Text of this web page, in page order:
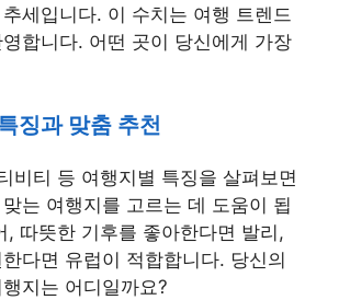
세입니다. 이 수치는 여행 트렌드
합니다. 어떤 곳이 당신에게 가장
징과 맞춤 추천
비티 등 여행지별 특징을 살펴보면
는 여행지를 고르는 데 도움이 됩
, 따뜻한 기후를 좋아한다면 발리,
다면 유럽이 적합합니다. 당신의
지는 어디일까요?